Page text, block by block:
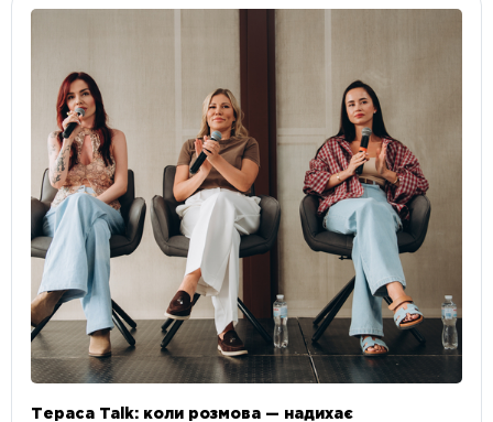
Тераса Talk: коли розмова — надихає